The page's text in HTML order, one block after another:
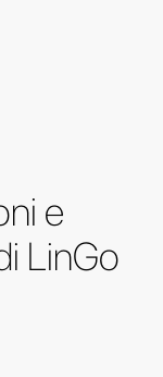
e
LinGo